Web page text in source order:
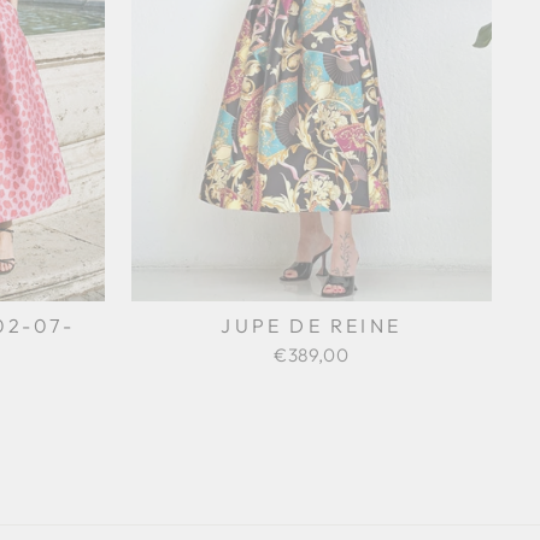
07- JUPE DE REINE
€389,00